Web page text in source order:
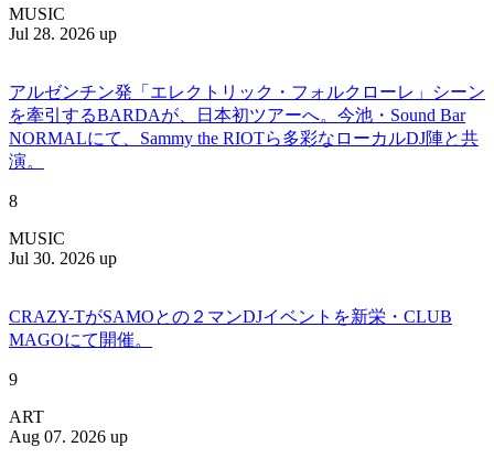
MUSIC
Jul 28. 2026 up
アルゼンチン発「エレクトリック・フォルクローレ」シーン
を牽引するBARDAが、日本初ツアーへ。今池・Sound Bar
NORMALにて、Sammy the RIOTら多彩なローカルDJ陣と共
演。
8
MUSIC
Jul 30. 2026 up
CRAZY-TがSAMOとの２マンDJイベントを新栄・CLUB
MAGOにて開催。
9
ART
Aug 07. 2026 up